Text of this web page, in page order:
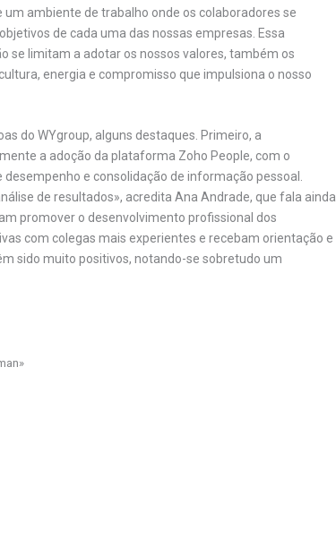
ambiente de trabalho onde os colaboradores se
de cada uma das nossas empresas. Essa
se limitam a adotar os nossos valores, também os
energia e compromisso que impulsiona o nosso
do WYgroup, alguns destaques. Primeiro, a
a adoção da plataforma Zoho People, com o
desempenho e consolidação de informação pessoal.
de resultados», acredita Ana Andrade, que fala ainda
promover o desenvolvimento profissional dos
com colegas mais experientes e recebam orientação e
sido muito positivos, notando-se sobretudo um